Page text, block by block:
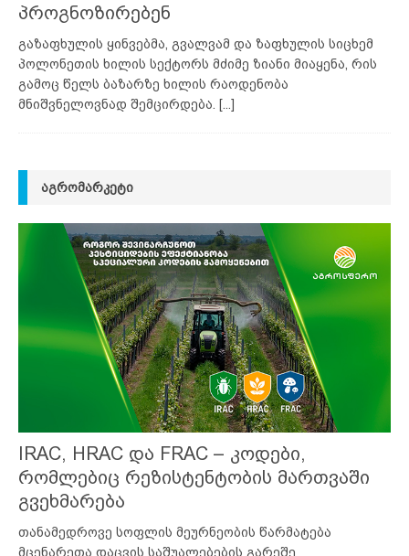
პროგნოზირებენ
გაზაფხულის ყინვებმა, გვალვამ და ზაფხულის სიცხემ
პოლონეთის ხილის სექტორს მძიმე ზიანი მიაყენა, რის
გამოც წელს ბაზარზე ხილის რაოდენობა
მნიშვნელოვნად შემცირდება.
[...]
ᲐᲒᲠᲝᲛᲐᲠᲙᲔᲢᲘ
IRAC, HRAC და FRAC – კოდები,
რომლებიც რეზისტენტობის მართვაში
გვეხმარება
თანამედროვე სოფლის მეურნეობის წარმატება
მცენარეთა დაცვის საშუალებების გარეშე